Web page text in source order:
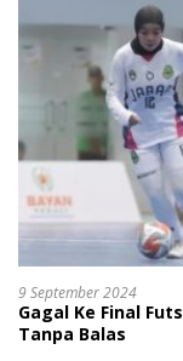
9 September 2024
Gagal Ke Final
Tanpa Balas